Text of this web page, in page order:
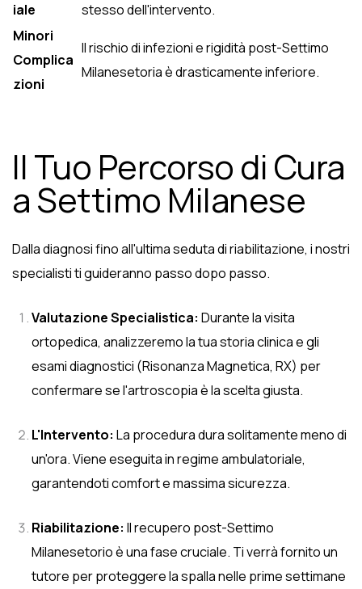
iale
stesso dell'intervento.
Minori
Complica
zioni
Il rischio di infezioni e rigidità post-Settimo
Milanesetoria è drasticamente inferiore.
Il Tuo Percorso di Cura
a Settimo Milanese
Dalla diagnosi fino all'ultima seduta di riabilitazione, i nostri
specialisti ti guideranno passo dopo passo.
Valutazione Specialistica: Durante la visita
ortopedica, analizzeremo la tua storia clinica e gli
esami diagnostici (Risonanza Magnetica, RX) per
confermare se l'artroscopia è la scelta giusta.
L'Intervento: La procedura dura solitamente meno di
un'ora. Viene eseguita in regime ambulatoriale,
garantendoti comfort e massima sicurezza.
Riabilitazione: Il recupero post-Settimo
Milanesetorio è una fase cruciale. Ti verrà fornito un
tutore per proteggere la spalla nelle prime settimane